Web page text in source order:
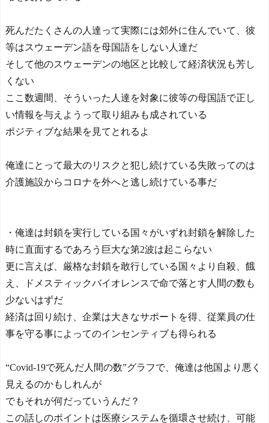
死んだたくさんの人達って実際には郊外に住んでいて、彼
等はスウェーデン語を母国語をしない人達だ
そして他のスウェーデンの地区と比較して経済状況も芳し
くない
ここ数週間、そういった人達を対象に彼等の母国語で正し
い情報を与えようって取り組みも成されている
ポジティブな結果を見てとれるよ
俺達にとって最大のリスクと犯し続けている失敗ってのは
介護施設からコロナを外へと逃し続けている事だ
・俺達は封鎖を実行している国々がいずれ封鎖を解除した
時に直面するであろう巨大な第2波は起こらない
更に言えば、厳格な封鎖を敢行している国々より自殺、餓
え、ドメスティックバイオレンスで命で落とす人間の数も
少ないはずだ
経済は回り続け、企業は大きなサポートを得、従業員の仕
事を守る事によってのインセンティブも得られる
“Covid-19で死んだ人間の数”グラフで、俺達は他国より悪く
見えるのかもしれんが
でもそれが何だっていうんだ？
この話しのポイントは医療システムを循環させ続け、可能